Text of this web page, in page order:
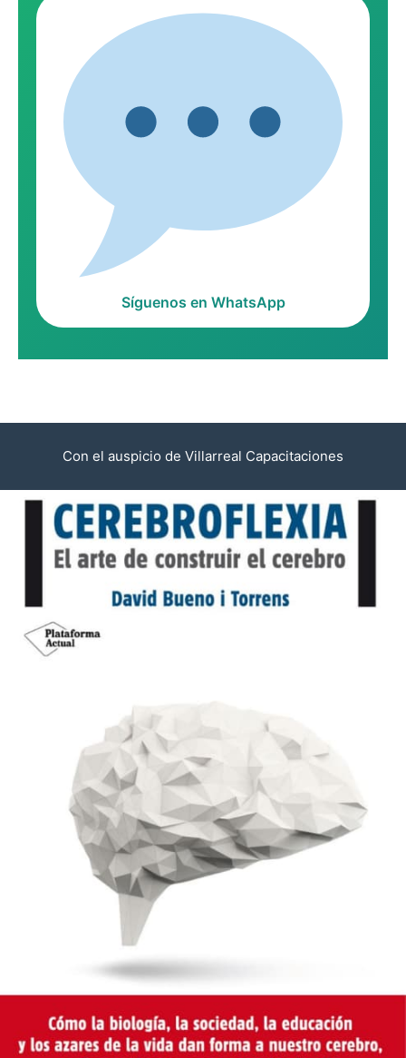
Síguenos en WhatsApp
Con el auspicio de Villarreal Capacitaciones